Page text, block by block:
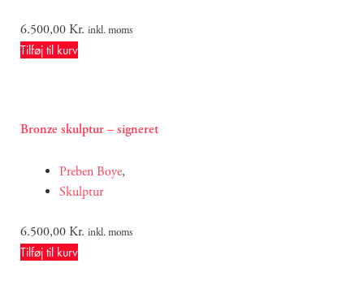
6.500,00Kr. inkl. moms
Tilføj til kurv
Bronze skulptur – signeret
Preben Boye,
Skulptur
6.500,00Kr. inkl. moms
Tilføj til kurv